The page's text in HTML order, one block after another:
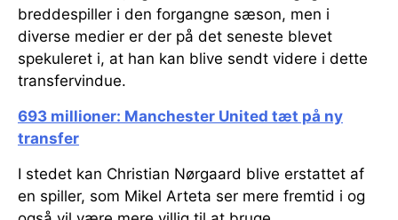
breddespiller i den forgangne sæson, men i
diverse medier er der på det seneste blevet
spekuleret i, at han kan blive sendt videre i dette
transfervindue.
693 millioner: Manchester United tæt på ny
transfer
I stedet kan Christian Nørgaard blive erstattet af
en spiller, som Mikel Arteta ser mere fremtid i og